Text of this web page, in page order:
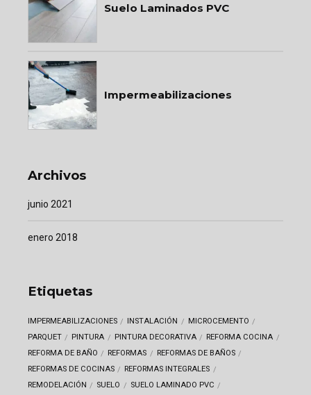
Suelo Laminados PVC
Impermeabilizaciones
Archivos
junio 2021
enero 2018
Etiquetas
IMPERMEABILIZACIONES INSTALACIÓN
MICROCEMENTO
PARQUET
PINTURA PINTURA DECORATIVA
REFORMA COCINA
REFORMA DE BAÑO
REFORMAS
REFORMAS DE BAÑOS
REFORMAS DE COCINAS
REFORMAS INTEGRALES
REMODELACIÓN
SUELO
SUELO LAMINADO PVC